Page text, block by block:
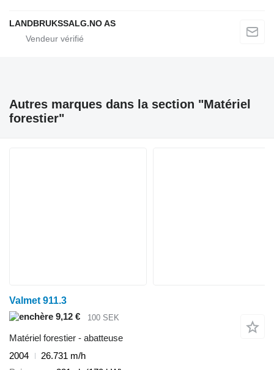
LANDBRUKSSALG.NO AS
Autres marques dans la section "Matériel
forestier"
Valmet 911.3
9,12 €
100 SEK
Matériel forestier - abatteuse
2004
26.731 m/h